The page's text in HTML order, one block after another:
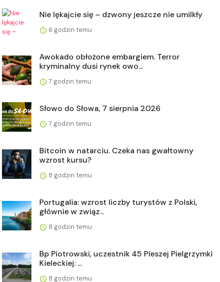
Nie lękajcie się – dzwony jeszcze nie umilkły
6 godzin temu
Awokado obłożone embargiem. Terror
kryminalny dusi rynek owo...
7 godzin temu
Słowo do Słowa, 7 sierpnia 2026
7 godzin temu
Bitcoin w natarciu. Czeka nas gwałtowny
wzrost kursu?
8 godzin temu
Portugalia: wzrost liczby turystów z Polski,
głównie w związ...
8 godzin temu
Bp Piotrowski, uczestnik 45 Pieszej Pielgrzymki
Kieleckiej: ...
8 godzin temu